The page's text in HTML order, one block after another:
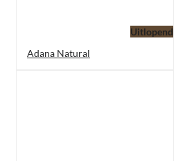
Uitlopend
Adana Natural